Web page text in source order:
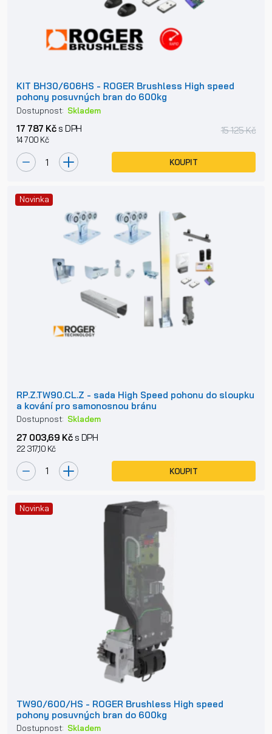
KIT BH30/606HS - ROGER Brushless High speed
pohony posuvných bran do 600kg
Dostupnost: Skladem
17 787 Kčs DPH
14 700 Kč
15 125 Kč
KOUPIT
Novinka
RP.Z.TW90.CL.Z - sada High Speed pohonu do sloupku
a kování pro samonosnou bránu
Dostupnost: Skladem
27 003,69 Kčs DPH
22 317,10 Kč
KOUPIT
Novinka
TW90/600/HS - ROGER Brushless High speed
pohony posuvných bran do 600kg
Dostupnost: Skladem